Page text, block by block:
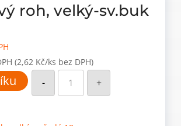
roh, velký-sv.buk
(2,62 Kč/ks bez DPH)
-
Plastový
roh,
velký-
sv.buk
+